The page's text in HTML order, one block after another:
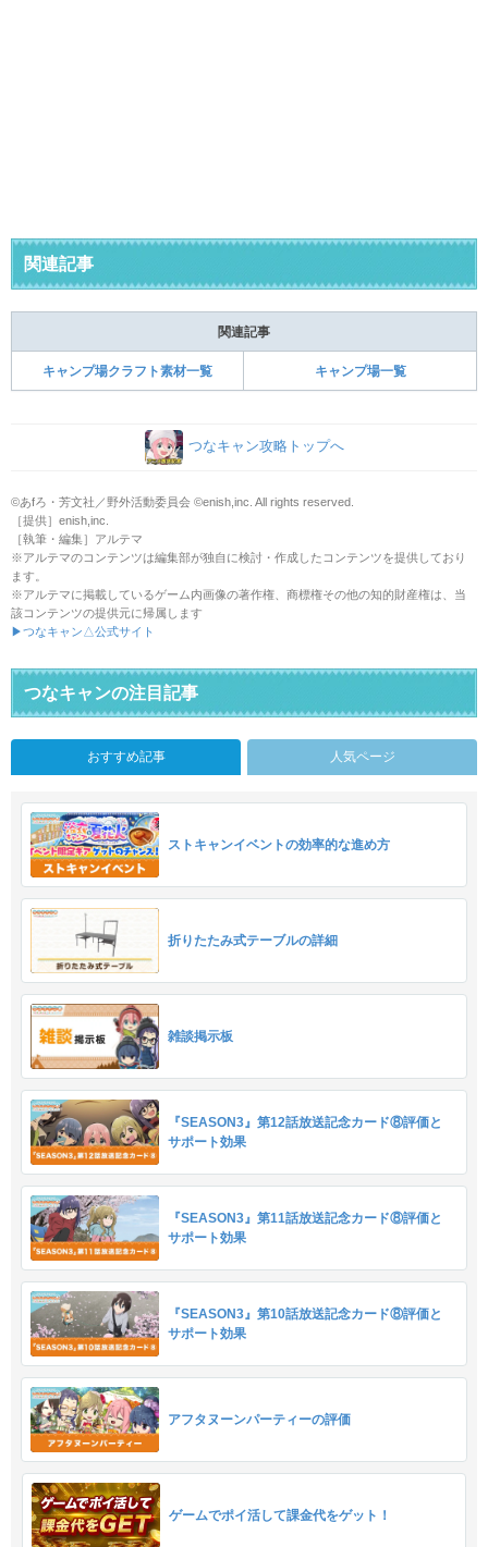
関連記事
関連記事
キャンプ場クラフト素材一覧 キャンプ場一覧
つなキャン攻略トップへ
©あfろ・芳文社／野外活動委員会 ©enish,inc. All rights reserved.
［提供］enish,inc.
［執筆・編集］アルテマ
※アルテマのコンテンツは編集部が独自に検討・作成したコンテンツを提供しており
ます。
※アルテマに掲載しているゲーム内画像の著作権、商標権その他の知的財産権は、当
該コンテンツの提供元に帰属します
▶つなキャン△公式サイト
つなキャンの注目記事
おすすめ記事 人気ページ
ストキャンイベントの効率的な進め方
折りたたみ式テーブルの詳細
雑談掲示板
『SEASON3』第12話放送記念カード⑧評価と
サポート効果
『SEASON3』第11話放送記念カード⑧評価と
サポート効果
『SEASON3』第10話放送記念カード⑧評価と
サポート効果
アフタヌーンパーティーの評価
ゲームでポイ活して課金代をゲット！